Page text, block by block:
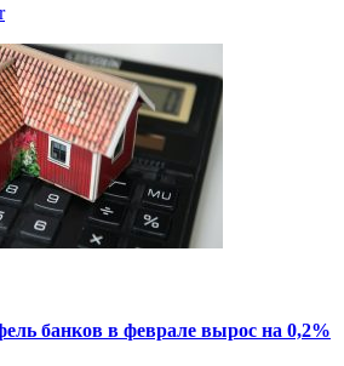
банков в феврале вырос на 0,2%